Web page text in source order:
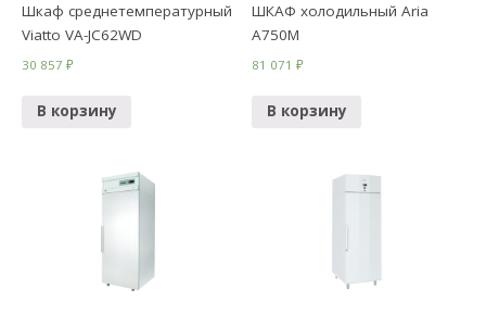
Шкаф среднетемпературный
Viatto VA-JC62WD
30 857₽
В корзину
ШКАФ холодильный Aria
A750M
81 071₽
В корзину